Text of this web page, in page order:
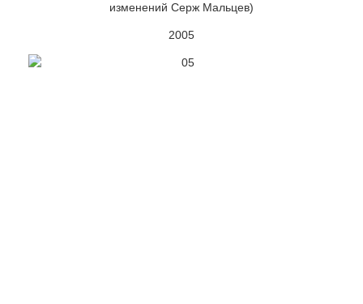
изменений Серж Мальцев)
2005